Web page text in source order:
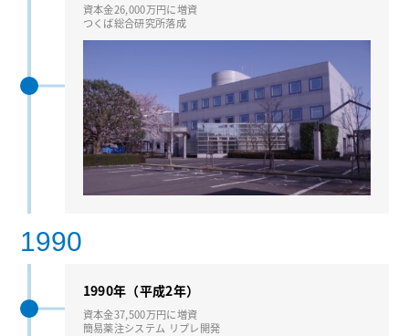
資本⾦26,000万円に増資
つくば総合研究所落成
1990
1990年（平成2年）
資本⾦37,500万円に増資
簡易薬注システム リプレ開発